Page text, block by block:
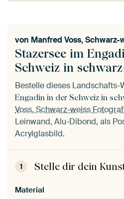
Stazersee im
Schweiz in
von Manfred Voss, Schwarz-
Bestelle dieses Landschafts-
Engadin in der Schweiz in
Voss, Schwarz-weiss
Leinwand, Alu-Dibond, als
Acrylglasbild.
1 Stelle dir dein
Material